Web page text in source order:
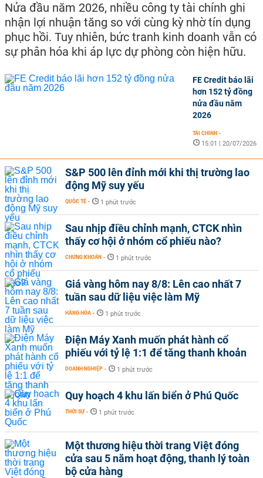
Nửa đầu năm 2026, nhiều công ty tài chính ghi
nhận lợi nhuận tăng so với cùng kỳ nhờ tín dụng
phục hồi. Tuy nhiên, bức tranh kinh doanh vẫn có
sự phân hóa khi áp lực dự phòng còn hiện hữu.
FE Credit báo lãi
hơn 152 tỷ đồng
nửa đầu năm
2026
TÀI CHÍNH -
15:01 | 20/07/2026
S&P 500 lên đỉnh mới khi thị trường lao
động Mỹ suy yếu
QUỐC TẾ - 1 phút trước
Sau nhịp điều chỉnh mạnh, CTCK nhìn
thấy cơ hội ở nhóm cổ phiếu nào?
CHỨNG KHOÁN - 1 phút trước
Giá vàng hôm nay 8/8: Lên cao nhất 7
tuần sau dữ liệu việc làm Mỹ
HÀNG HÓA - 1 phút trước
Điện Máy Xanh muốn phát hành cổ
phiếu với tỷ lệ 1:1 để tăng thanh khoản
DOANH NGHIỆP - 1 phút trước
Quy hoạch 4 khu lấn biển ở Phú Quốc
THỜI SỰ - 1 phút trước
Một thương hiệu thời trang Việt đóng
cửa sau 5 năm hoạt động, thanh lý toàn
bộ cửa hàng